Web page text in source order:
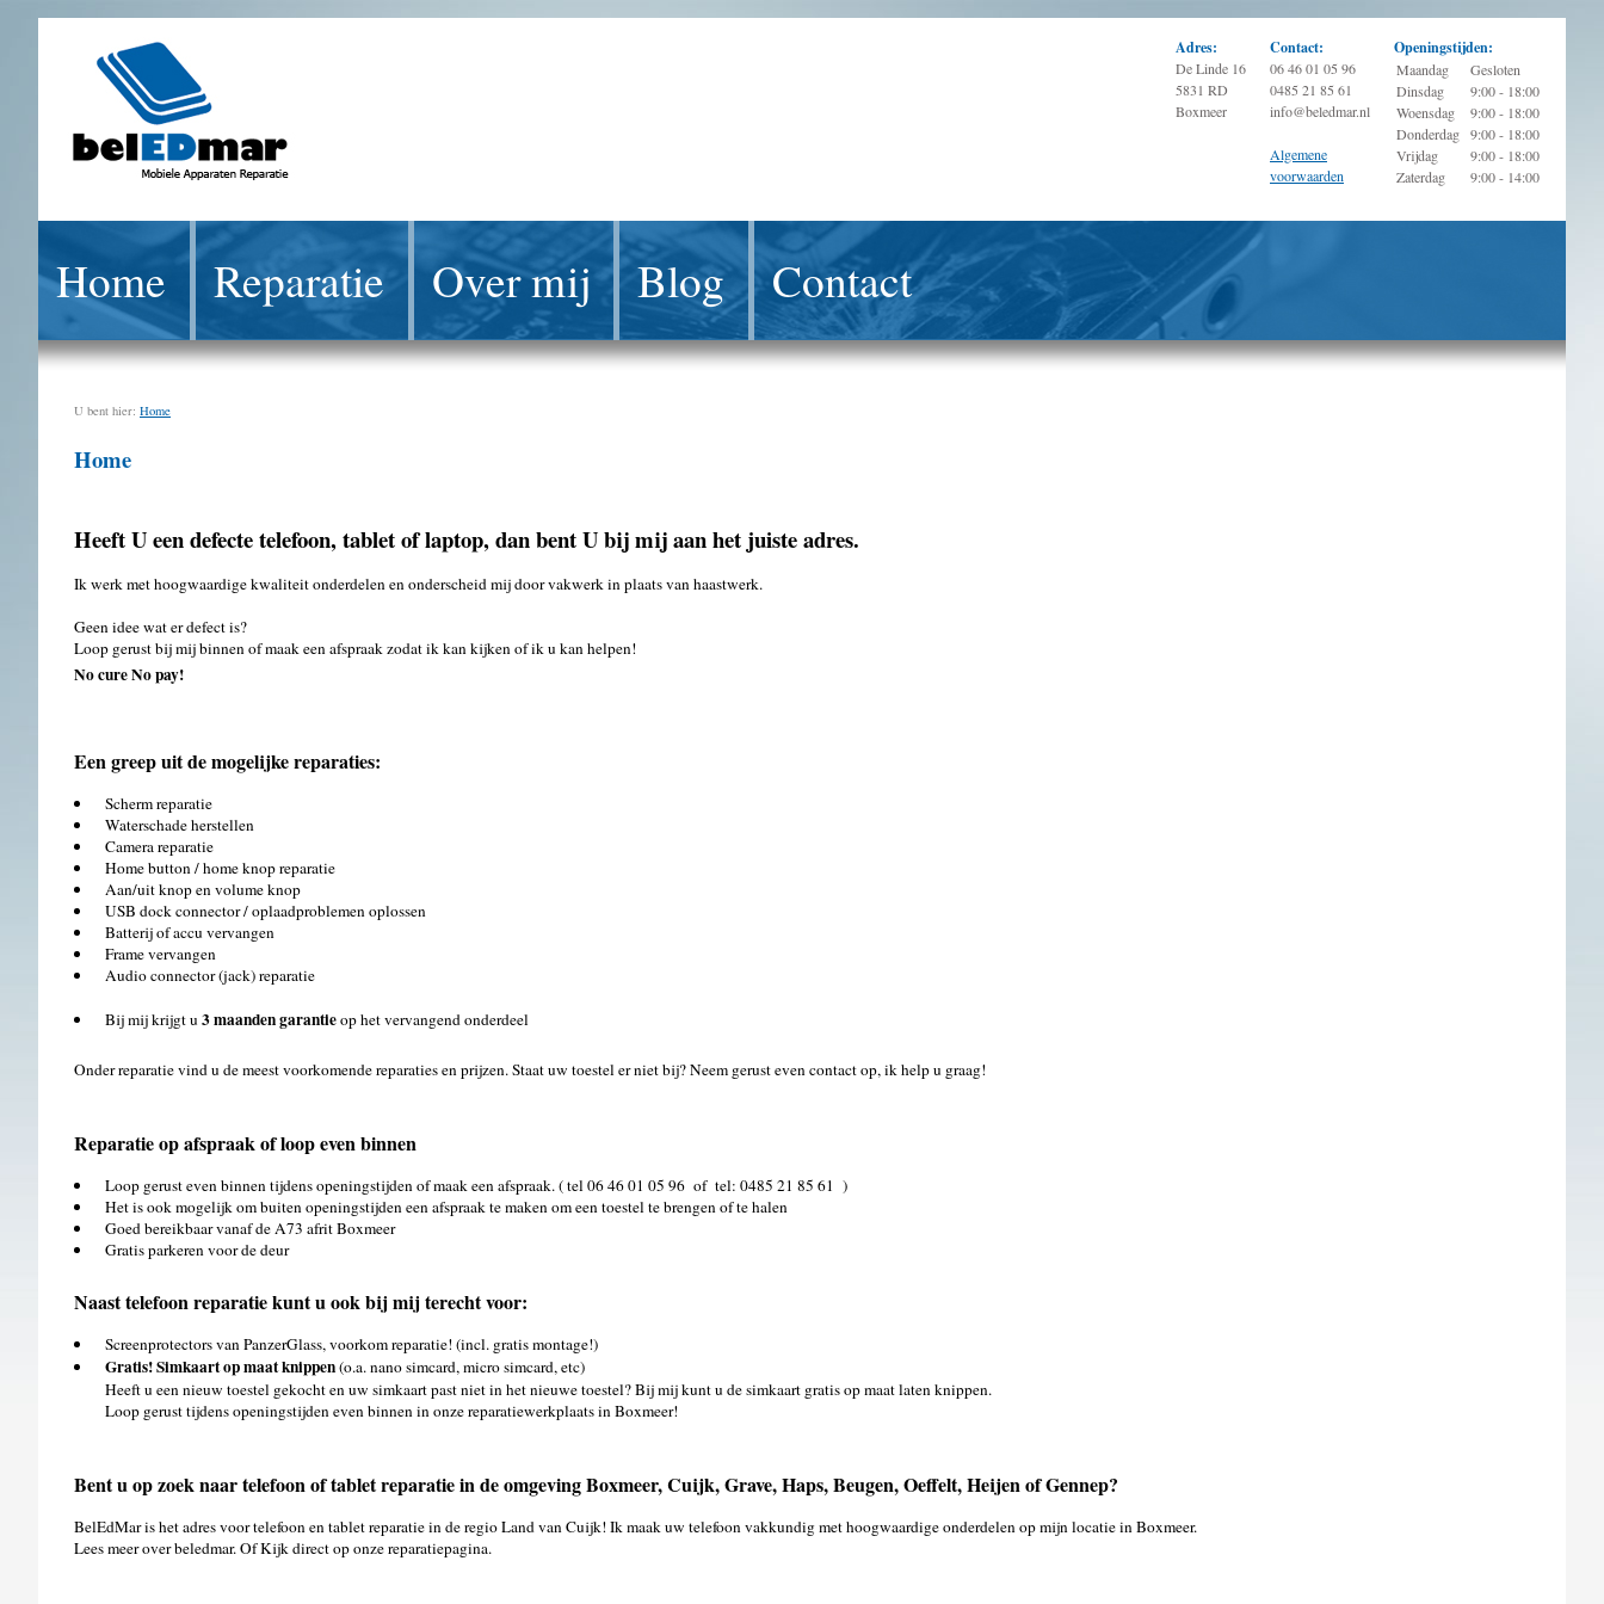
Openingstijden:
Maandag
Gesloten
Dinsdag
9:00 - 18:00
Woensdag
9:00 - 18:00
Donderdag 9:00 - 18:00
Vrijdag
9:00 - 18:00
Zaterdag
9:00 - 14:00
Contact:
06 46 01 05 96
0485 21 85 61
info@beledmar.nl
Algemene
voorwaarden
Adres:
De Linde 16
5831 RD
Boxmeer
Home Reparatie Over mij Blog Contact
U bent hier: Home
Home
Heeft U een defecte telefoon, tablet of laptop, dan bent U bij mij aan het juiste adres.
Ik werk met hoogwaardige kwaliteit onderdelen en onderscheid mij door vakwerk in plaats van haastwerk.
Geen idee wat er defect is?
Loop gerust bij mij binnen of maak een afspraak zodat ik kan kijken of ik u kan helpen!
No cure No pay!
Een greep uit de mogelijke reparaties:
Scherm reparatie
Waterschade herstellen
Camera reparatie
Home button / home knop reparatie
Aan/uit knop en volume knop
USB dock connector / oplaadproblemen oplossen
Batterij of accu vervangen
Frame vervangen
Audio connector (jack) reparatie
Bij mij krijgt u 3 maanden garantieop het vervangend onderdeel
Onder reparatie vind u de meest voorkomende reparaties en prijzen. Staat uw toestel er niet bij? Neem gerust even contact op, ik help u graag!
Reparatie op afspraak of loop even binnen
Loop gerust even binnen tijdens openingstijden of maak een afspraak. ( tel 06 46 01 05 96 of tel: 0485 21 85 61 )
Het is ook mogelijk om buiten openingstijden een afspraak te maken om een toestel te brengen of te halen
Goed bereikbaar vanaf de A73 afrit Boxmeer
Gratis parkeren voor de deur
Naast telefoon reparatie kunt u ook bij mij terecht voor:
Screenprotectors van PanzerGlass, voorkom reparatie! (incl. gratis montage!)
Gratis! Simkaart op maat knippen(o.a. nano simcard, micro simcard, etc)
Heeft u een nieuw toestel gekocht en uw simkaart past niet in het nieuwe toestel? Bij mij kunt u de simkaart gratis op maat laten knippen.
Loop gerust tijdens openingstijden even binnen in onze reparatiewerkplaats in Boxmeer!
Bent u op zoek naar telefoon of tablet reparatie in de omgeving Boxmeer, Cuijk, Grave, Haps, Beugen, Oeffelt, Heijen of Gennep?
BelEdMar is het adres voor telefoon en tablet reparatie in de regio Land van Cuijk! Ik maak uw telefoon vakkundig met hoogwaardige onderdelen op mijn locatie in Boxmeer.
Lees meer over beledmar. Of Kijk direct op onze reparatiepagina.